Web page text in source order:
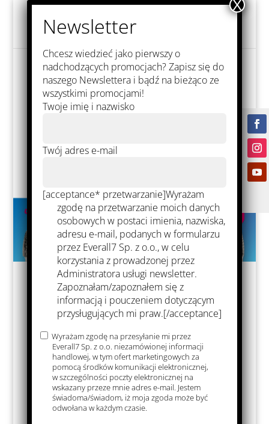
Chcesz wiedzieć jako pierwszy o
nadchodzących promocjach? Zapisz się do
naszego Newslettera i bądź na bieżąco ze
wszystkimi promocjami!
Twoje imię i nazwisko
Twój adres e-mail
[acceptance* przetwarzanie]Wyrażam
zgodę na przetwarzanie moich danych
osobowych w postaci imienia, nazwiska,
adresu e-mail, podanych w formularzu
przez Everall7 Sp. z o.o., w celu
korzystania z prowadzonej przez
Administratora usługi newsletter.
Zapoznałam/zapoznałem się z
informacją i pouczeniem dotyczącym
przysługujących mi praw.[/acceptance]
Wyrażam zgodę na przesyłanie mi przez
Everall7 Sp. z o.o. niezamówionej informacji
handlowej, w tym ofert marketingowych za
pomocą środków komunikacji elektronicznej,
w szczególności poczty elektronicznej na
wskazany przeze mnie adres e-mail. Jestem
świadoma/świadom, iż moja zgoda może być
odwołana w każdym czasie.